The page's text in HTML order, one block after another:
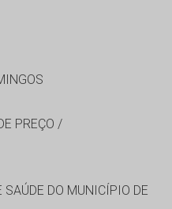
PREÇO /
SAÚDE DO MUNICÍPIO DE